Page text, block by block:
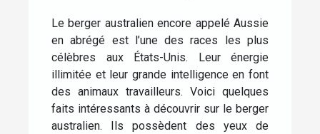
Le berger australien encore appelé Aussie
en abrégé est l’une des races les plus
célèbres aux États-Unis. Leur énergie
illimitée et leur grande intelligence en font
des animaux travailleurs. Voici quelques
faits intéressants à découvrir sur le berger
australien. Ils possèdent des yeux de